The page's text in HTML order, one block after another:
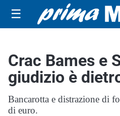
☰
Crac Bames e
giudizio è
Bancarotta e distrazione di
di euro.